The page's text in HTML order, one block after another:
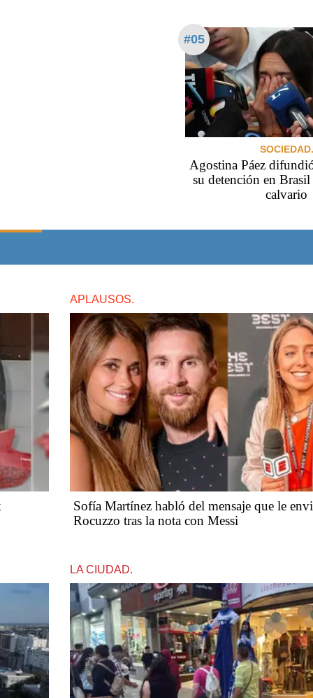
#05
SOCIEDAD.
Agostina Páez
su detención en
calvario
APLAUSOS.
Sofía Martínez habló del mensaje que le
Rocuzzo tras la nota con Messi
LA CIUDAD.